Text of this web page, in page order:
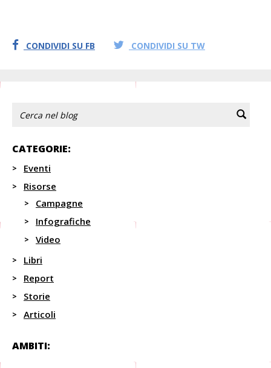
CONDIVIDI SU FB CONDIVIDI SU TW
CATEGORIE:
Eventi
Risorse
Campagne
Infografiche
Video
Libri
Report
Storie
Articoli
AMBITI: